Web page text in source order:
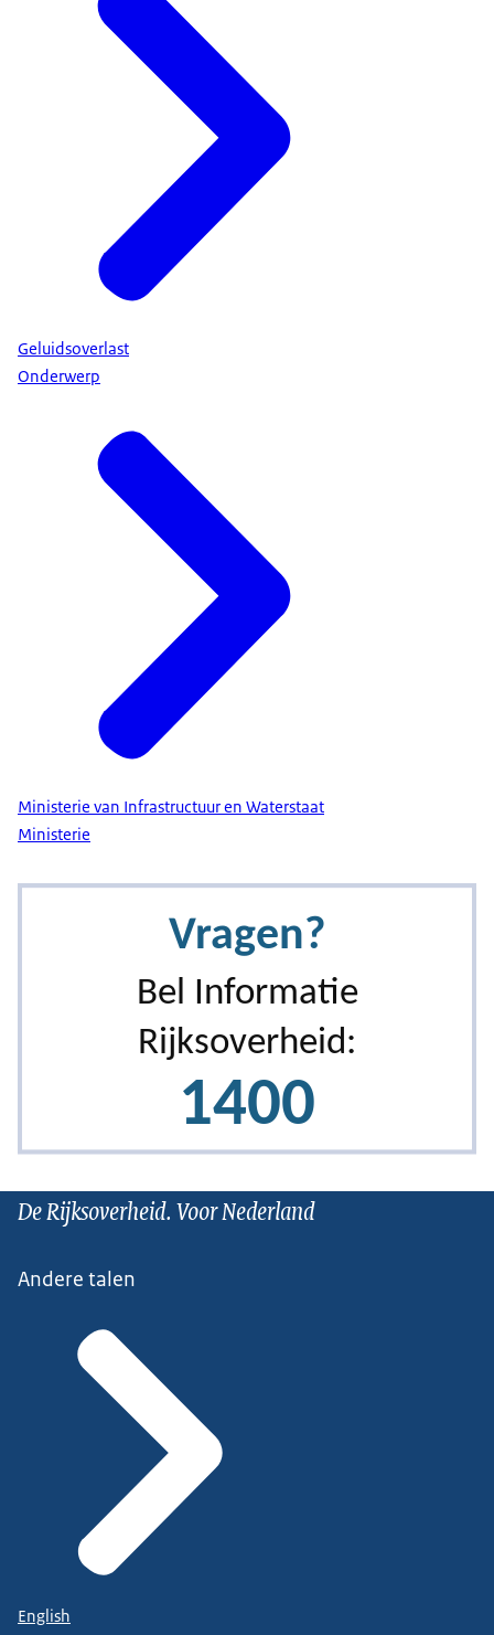
Geluidsoverlast
Onderwerp
Ministerie van Infrastructuur en Waterstaat
Ministerie
De Rijksoverheid. Voor Nederland
Andere talen
English